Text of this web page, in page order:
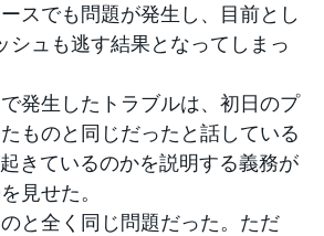
スでも問題が発生し、目前とし
シュも逃す結果となってしまっ
発生したトラブルは、初日のプ
ものと同じだったと話している
きているのかを説明する義務が
見せた。
のと全く同じ問題だった。ただ